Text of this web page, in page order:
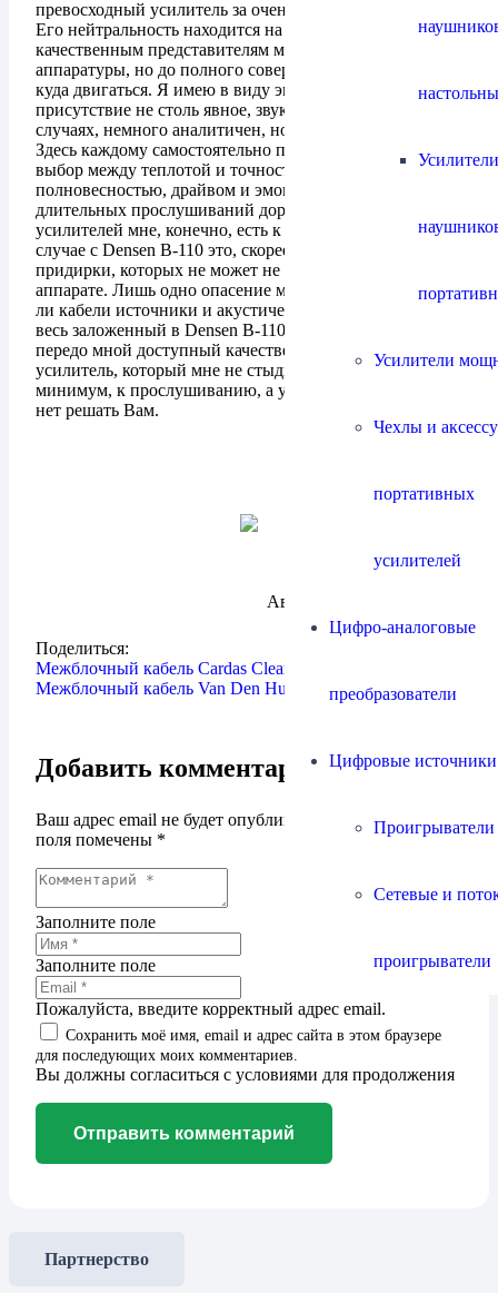
Усилители
Чехлы и
портативных
усилителей
Цифро-аналоговые
преобразователи
Цифровые источники
Сетевые и
проигрыватели
превосходный усилитель за очень доступные деньги.
Его нейтральность находится на уровне, свойственном
качественным представителям мира High-End
аппаратуры, но до полного совершенства всё-такиесть
куда двигаться. Я имею в виду эмоциональность, её
присутствие не столь явное, звук иногда, в редких
случаях, немного аналитичен, но это уже дело вкуса.
Здесь каждому самостоятельно предстоит сделать
выбор между теплотой и точностью, воздушностью и
полновесностью, драйвом и эмоцианальностью. После
длительных прослушиваний дорогостоящих ламповых
усилителей мне, конечно, есть к чему придраться, но в
случае с Densen B-110 это, скорее всего, именно
придирки, которых не может не быть в доступном
аппарате. Лишь одно опасение мучает меня: позволять
ли кабели источники и акустические системы раскрыть
весь заложенный в Densen B-110 потенциал. Что ж,
передо мной доступный качественный нейтральный
усилитель, который мне не стыдно предложить, как
минимум, к прослушиванию, а уж приобретать его или
нет решать Вам.
Автор:
Поделиться:
Межблочный кабель Cardas Clear
Межблочный кабель Van Den Hul The Jubilee
Добавить комментарий
Ваш адрес email не будет опубликован.
Обязательные
поля помечены *
Заполните поле
Заполните поле
Пожалуйста, введите корректный адрес email.
Сохранить моё имя, email и адрес сайта в этом браузере
для последующих моих комментариев.
Вы должны согласиться с условиями для продолжения
Отправить комментарий
Партнерство